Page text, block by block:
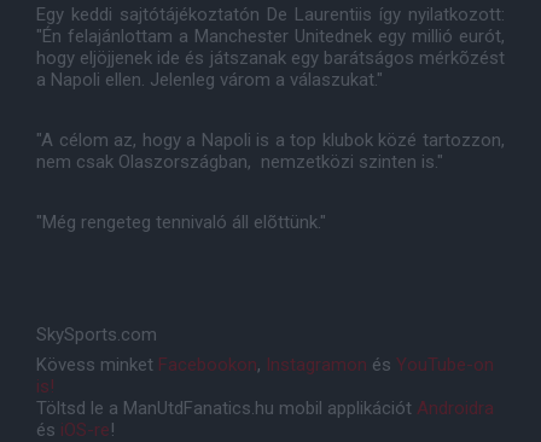
Egy keddi sajtótájékoztatón De Laurentiis így nyilatkozott:
"Én felajánlottam a Manchester Unitednek egy millió eurót,
hogy eljöjjenek ide és játszanak egy barátságos mérkõzést
a Napoli ellen. Jelenleg várom a válaszukat."
"A célom az, hogy a Napoli is a top klubok közé tartozzon,
nem csak Olaszországban, nemzetközi szinten is."
"Még rengeteg tennivaló áll elõttünk."
SkySports.com
Kövess minket Facebookon, Instagramon és YouTube-on
is!
Töltsd le a ManUtdFanatics.hu mobil applikációt Androidra
és iOS-re!